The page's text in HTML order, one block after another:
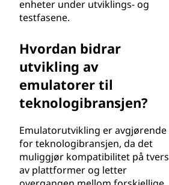
enheter under utviklings- og
testfasene.
Hvordan bidrar
utvikling av
emulatorer til
teknologibransjen?
Emulatorutvikling er avgjørende
for teknologibransjen, da det
muliggjør kompatibilitet på tvers
av plattformer og letter